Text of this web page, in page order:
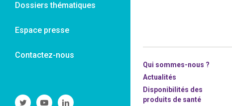
Dossiers thématiques
Espace presse
Contactez-nous
SuivreSuivreSuivre
Qui sommes-nous ?
Actualités
Disponibilités des
produits de santé